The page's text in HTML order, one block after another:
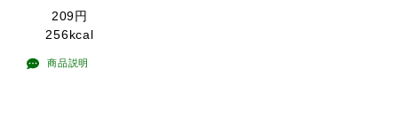
209円
256kcal
商品説明